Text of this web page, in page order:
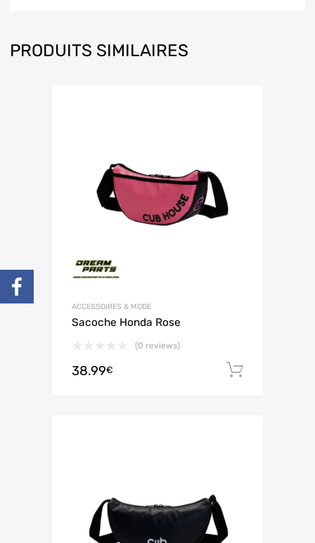
PRODUITS SIMILAIRES
ACCESSOIRES & MODE
Sacoche Honda Rose
(0 reviews)
38.99€